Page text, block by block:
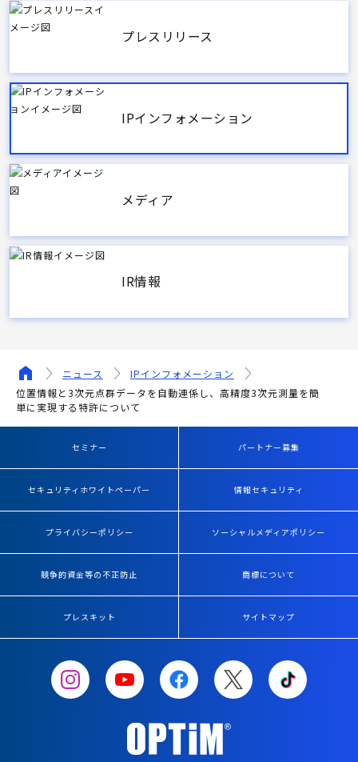
プレスリリース
IPインフォメーション
メディア
IR情報
ニュース
IPインフォメーション
位置情報と3次元点群データを自動連係し、高精度3次元測量を簡
単に実現する特許について
セミナー パートナー募集
セキュリティホワイトペーパー 情報セキュリティ
プライバシーポリシー ソーシャルメディアポリシー
競争的資金等の不正防止 商標について
プレスキット サイトマップ